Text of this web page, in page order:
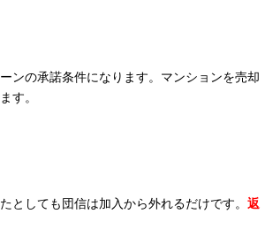
ンの承諾条件になります。マンションを売却
す。
としても団信は加入から外れるだけです。 返